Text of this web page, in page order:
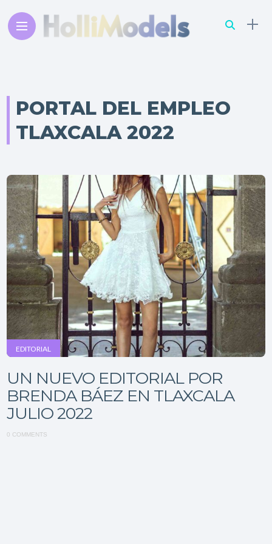
PORTAL DEL EMPLEO
TLAXCALA 2022
EDITORIAL
UN NUEVO EDITORIAL POR
BRENDA BÁEZ EN TLAXCALA
JULIO 2022
0 COMMENTS